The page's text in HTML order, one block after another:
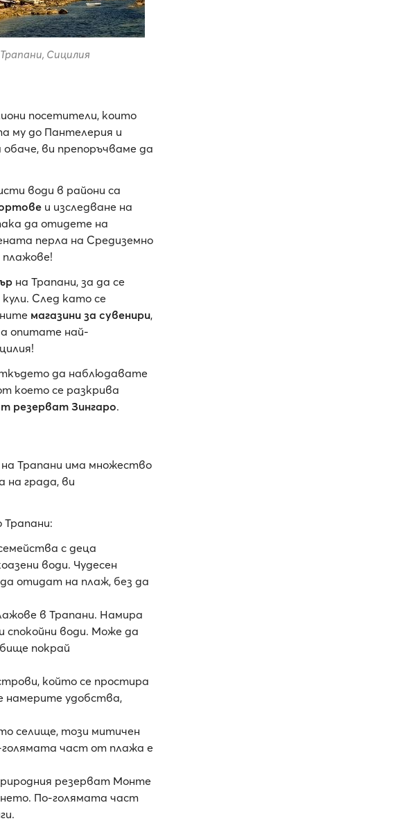
Сицилия
посетители, които
му до Пантелерия и
ви препоръчваме да
води в райони са
и изследване на
да отидете на
перла на Средиземно
на Трапани, за да се
След като се
магазини за сувенири,
опитате най-
да наблюдавате
което се разкрива
резерват Зингаро.
на Трапани има множество
на града, ви
Трапани:
с деца
води. Чудесен
отидат на плаж, без да
в Трапани. Намира
спокойни води. Може да
покрай
който се простира
намерите удобства,
селище, този митичен
голямата част от плажа е
резерват Монте
По-голямата част